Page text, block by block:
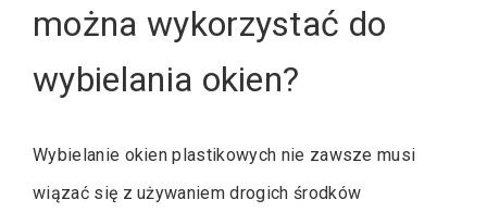
można wykorzystać do
wybielania okien?
Wybielanie okien plastikowych nie zawsze musi
wiązać się z używaniem drogich środków